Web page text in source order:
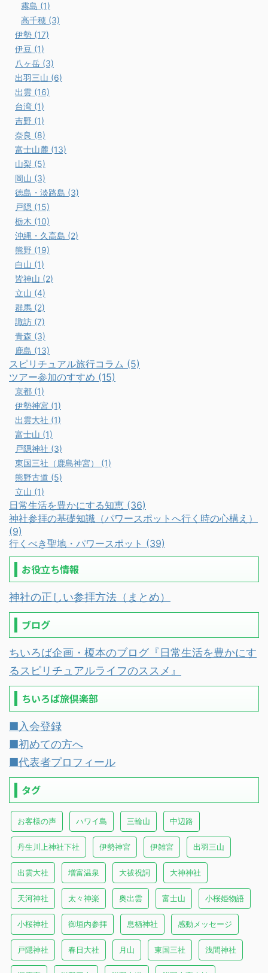
霧島 (1)
高千穂 (3)
伊勢 (17)
伊豆 (1)
八ヶ岳 (3)
出羽三山 (6)
出雲 (16)
台湾 (1)
吉野 (1)
奈良 (8)
富士山麓 (13)
山梨 (5)
岡山 (3)
徳島・淡路島 (3)
戸隠 (15)
栃木 (10)
沖縄・久高島 (2)
熊野 (19)
白山 (1)
皆神山 (2)
立山 (4)
群馬 (2)
諏訪 (7)
青森 (3)
鹿島 (13)
スピリチュアル旅行コラム (5)
ツアー参加のすすめ (15)
京都 (1)
伊勢神宮 (1)
出雲大社 (1)
富士山 (1)
戸隠神社 (3)
東国三社（鹿島神宮） (1)
熊野古道 (5)
立山 (1)
日常生活を豊かにする知恵 (36)
神社参拝の基礎知識（パワースポットへ行く時の心構え）
(9)
行くべき聖地・パワースポット (39)
お役立ち情報
神社の正しい参拝方法（まとめ）
ブログ
ちいろば企画・榎本のブログ『日常生活を豊かにす
るスピリチュアルライフのススメ』
ちいろば旅倶楽部
■入会登録
■初めての方へ
■代表者プロフィール
タグ
お客様の声 ハワイ島 三輪山 中辺路
丹生川上神社下社 伊勢神宮 伊雑宮 出羽三山
出雲大社 増富温泉 大祓祝詞 大神神社
天河神社 太々神楽 奥出雲 富士山 小桜姫物語
小桜神社 御垣内参拝 息栖神社 感動メッセージ
戸隠神社 春日大社 月山 東国三社 浅間神社